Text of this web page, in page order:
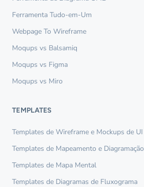
Ferramenta Tudo-em-Um
Webpage To Wireframe
Moqups vs Balsamiq
Moqups vs Figma
Moqups vs Miro
TEMPLATES
Templates de Wireframe e Mockups de UI
Templates de Mapeamento e Diagramação
Templates de Mapa Mental
Templates de Diagramas de Fluxograma